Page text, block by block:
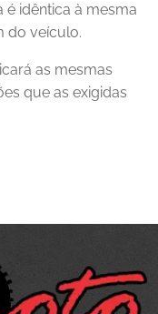
é idêntica à mesma
do veículo.
as mesmas
que as exigidas